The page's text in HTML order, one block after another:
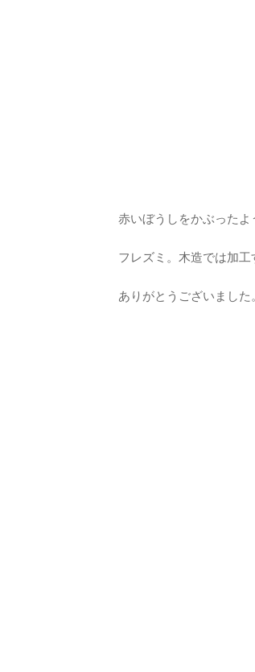
赤いぼうしをかぶったよ
フレズミ。木造では加工
ありがとうございました